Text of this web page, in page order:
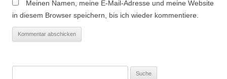
Meinen Namen, meine E-Mail-Adresse und meine Website
in diesem Browser speichern, bis ich wieder kommentiere.